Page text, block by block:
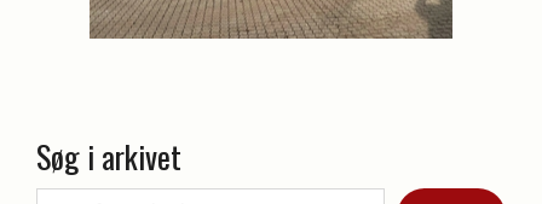
Søg i arkivet